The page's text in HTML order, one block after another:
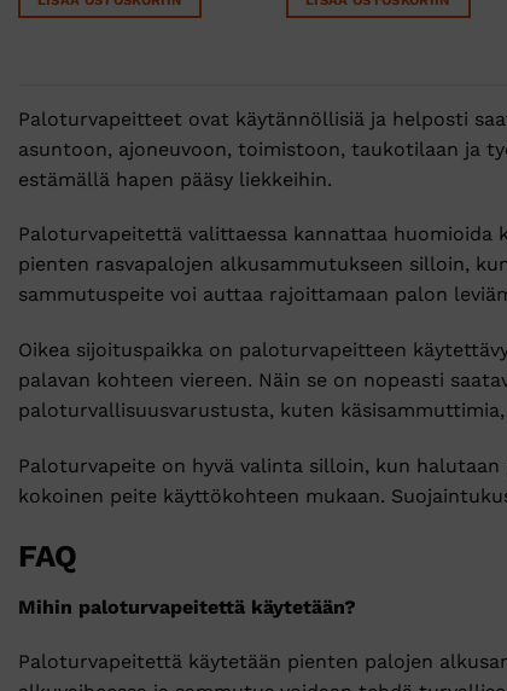
Paloturvapeitteet ovat käytännöllisiä ja helposti
asuntoon, ajoneuvoon, toimistoon, taukotilaan ja
estämällä hapen pääsy liekkeihin.
Paloturvapeitettä valittaessa kannattaa
pienten rasvapalojen alkusammutukseen silloin,
sammutuspeite voi auttaa rajoittamaan palon
Oikea sijoituspaikka on paloturvapeitteen
palavan kohteen viereen. Näin se on nopeasti
paloturvallisuusvarustusta, kuten
Paloturvapeite on hyvä valinta silloin, kun
kokoinen peite käyttökohteen mukaan.
FAQ
Mihin paloturvapeitettä käytetään?
Paloturvapeitettä käytetään pienten palojen